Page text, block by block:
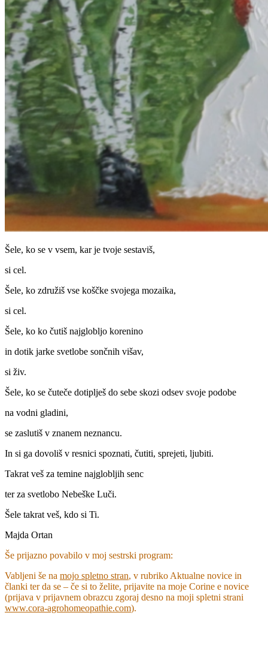
Šele, ko se v vsem, kar je tvoje sestaviš,
si cel.
Šele, ko združiš vse koščke svojega mozaika,
si cel.
Šele, ko ko čutiš najglobljo korenino
in dotik jarke svetlobe sončnih višav,
si živ.
Šele, ko se čuteče dotiplješ do sebe skozi odsev svoje podobe
na vodni gladini,
se zaslutiš v znanem neznancu.
In si ga dovoliš v resnici spoznati, čutiti, sprejeti, ljubiti.
Takrat veš za temine najglobljih senc
ter za svetlobo Nebeške Luči.
Šele takrat veš, kdo si Ti.
Majda Ortan
Še prijazno povabilo v moj sestrski program:
Vabljeni še na mojo spletno stran, v rubriko Aktualne novice in
članki ter da se – če si to želite, prijavite na moje Corine e novice
(prijava v prijavnem obrazcu zgoraj desno na moji spletni strani
www.cora-agrohomeopathie.com).